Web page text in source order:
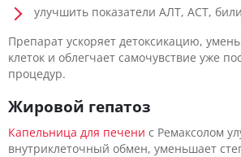
улучшить показатели АЛТ, АСТ,
Препарат ускоряет детоксикацию,
клеток и облегчает самочувствие уже
процедур.
Жировой гепатоз
Капельница для печени с Ремаксолом
внутриклеточный обмен, уменьшает